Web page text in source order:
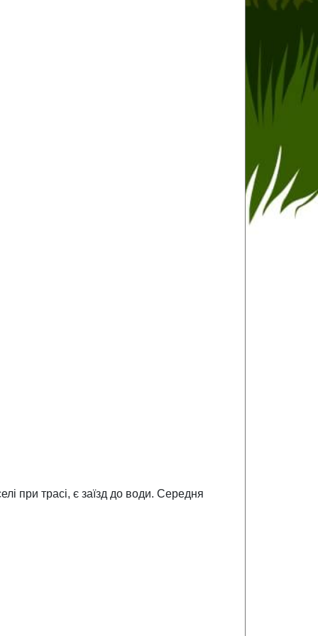
при трасі, є заїзд до води. Середня